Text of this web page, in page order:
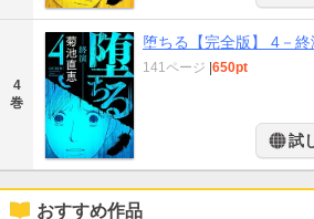
4
巻
堕ちる【完全版】 4－終
141ページ 650pt
試
おすすめ作品